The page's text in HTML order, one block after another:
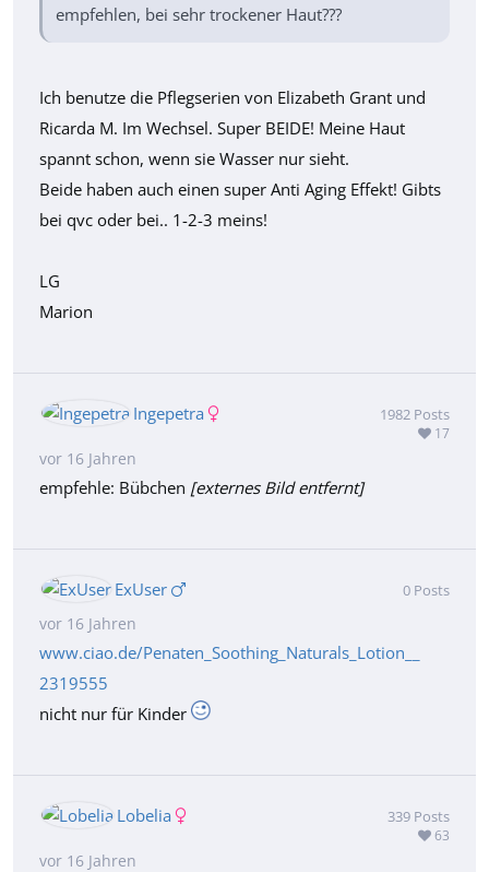
empfehlen, bei sehr trockener Haut???
Ich benutze die Pflegserien von Elizabeth Grant und
Ricarda M. Im Wechsel. Super BEIDE! Meine Haut
spannt schon, wenn sie Wasser nur sieht.
Beide haben auch einen super Anti Aging Effekt! Gibts
bei qvc oder bei.. 1-2-3 meins!
LG
Marion
Ingepetra 1982 Posts
17
vor 16 Jahren
empfehle: Bübchen [externes Bild entfernt]
ExUser 0 Posts
vor 16 Jahren
www.ciao.de/Penaten_Soothing_Naturals_Lotion__
2319555
nicht nur für Kinder
Lobelia 339 Posts
63
vor 16 Jahren